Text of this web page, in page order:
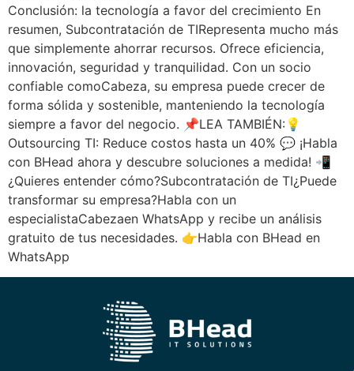
Conclusión: la tecnología a favor del crecimiento En
resumen, Subcontratación de TIRepresenta mucho más
que simplemente ahorrar recursos. Ofrece eficiencia,
innovación, seguridad y tranquilidad. Con un socio
confiable comoCabeza, su empresa puede crecer de
forma sólida y sostenible, manteniendo la tecnología
siempre a favor del negocio. 📌LEA TAMBIÉN:💡
Outsourcing TI: Reduce costos hasta un 40% 💬 ¡Habla
con BHead ahora y descubre soluciones a medida! 📲
¿Quieres entender cómo?Subcontratación de TI¿Puede
transformar su empresa?Habla con un
especialistaCabezaen WhatsApp y recibe un análisis
gratuito de tus necesidades. 👉Habla con BHead en
WhatsApp